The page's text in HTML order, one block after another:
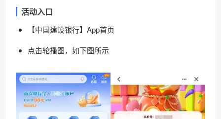
活动入口
【中国建设银行】App首页
点击轮播图，如下图所示